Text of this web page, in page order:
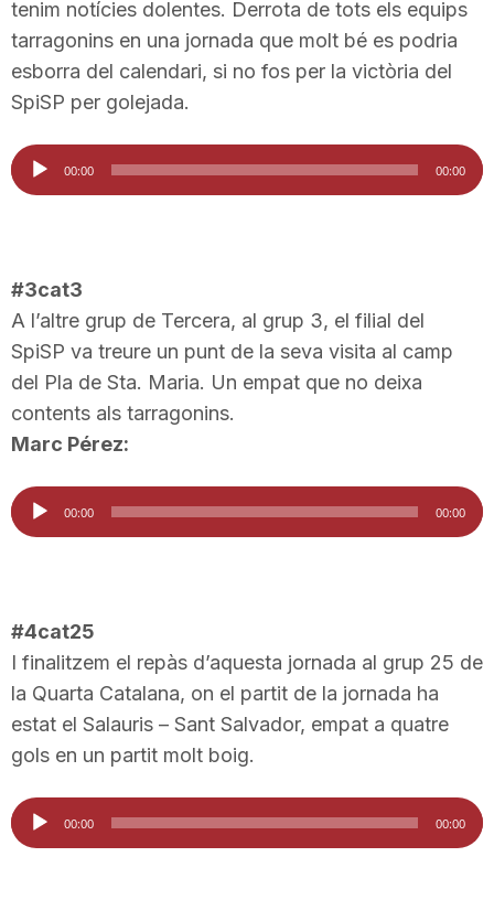
tenim notícies dolentes. Derrota de tots els equips
tarragonins en una jornada que molt bé es podria
esborra del calendari, si no fos per la victòria del
SpiSP per golejada.
Reproductor
d'àudio
00:00 00:00
#3cat3
A l’altre grup de Tercera, al grup 3, el filial del
SpiSP va treure un punt de la seva visita al camp
del Pla de Sta. Maria. Un empat que no deixa
contents als tarragonins.
Marc Pérez:
Reproductor
d'àudio
00:00 00:00
#4cat25
I finalitzem el repàs d’aquesta jornada al grup 25 de
la Quarta Catalana, on el partit de la jornada ha
estat el Salauris – Sant Salvador, empat a quatre
gols en un partit molt boig.
Reproductor
d'àudio
00:00 00:00